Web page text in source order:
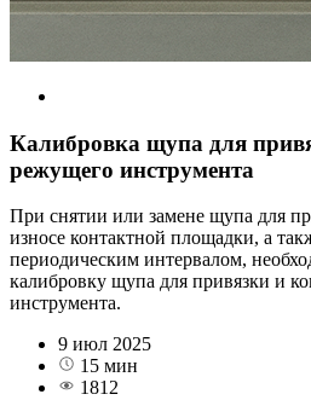
Калибровка щупа для
режущего инструмента
При снятии или замене щупа для
износе контактной площадки, а
периодическим интервалом,
калибровку щупа для привязки и
инструмента.
9 июл 2025
15 мин
1812